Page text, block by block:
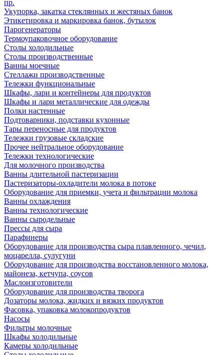
пр.
Укупорка, закатка стеклянных и жестяных банок
Этикетировка и маркировка банок, бутылок
Парогенераторы
Термоупаковочное оборудование
Столы холодильные
Столы производственные
Ванны моечные
Стеллажи производственные
Тележки функциональные
Шкафы, лари и контейнеры для продуктов
Шкафы и лари металлические для одежды
Полки настенные
Подтоварники, подставки кухонные
Тары переносные для продуктов
Тележки грузовые складские
Прочее нейтральное оборудование
Тележки технологические
Для молочного производства
Ванны длительной пастеризации
Пастеризаторы-охладители молока в потоке
Оборудование для приемки, учета и фильтрации молока
Ванны охлаждения
Ванны технологические
Ванны сыродельные
Прессы для сыра
Парафинеры
Оборудование для производства сыра плавленного, чечил,
моцарелла, сулугуни
Оборудование для производства восстановленного молока,
майонеза, кетчупа, соусов
Маслоизготовители
Оборудование для производства творога
Дозаторы молока, жидких и вязких продуктов
Фасовка, упаковка молокопродуктов
Насосы
Фильтры молочные
Шкафы холодильные
Камеры холодильные